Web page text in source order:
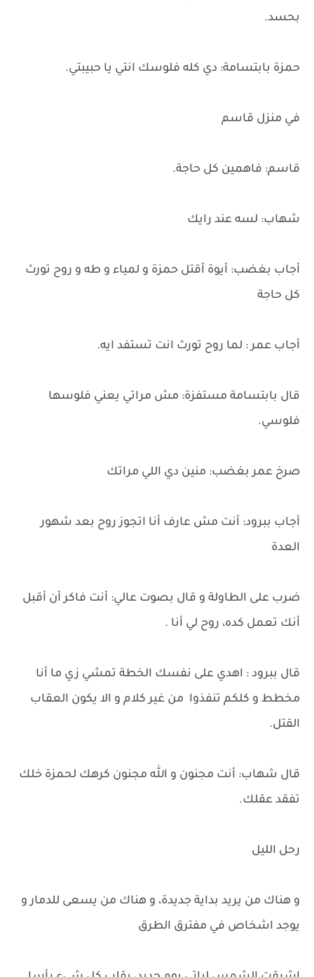
بحسد.
حمزة بابتسامة: دي كله فلوسك انتي يا حبيبتي.
في منزل قاسم
قاسم: فاهمين كل حاجة.
شهاب: لسه عند رايك
أجاب بغضب: أيوة أقتل حمزة و لمياء و طه و روح تورث
كل حاجة
أجاب عمر : لما روح تورث انت تستفد ايه.
قال بابتسامة مستفزة: مش مراتي يعني فلوسها
فلوسي.
صرخ عمر بغضب: منين دي اللي مراتك
أجاب ببرود: أنت مش عارف أنا اتجوز روح بعد شهور
العدة
ضرب على الطاولة و قال بصوت عالي: أنت فاكر أن أقبل
أنك تعمل كده، روح لي أنا .
قال ببرود : اهدي على نفسك الخطة تمشي زي ما أنا
مخطط و كلكم تنفذوا من غير كلام و الا يكون العقاب
القتل.
قال شهاب: أنت مجنون و الله مجنون كرهك لحمزة خلك
تفقد عقلك.
رحل الليل
و هناك من يريد بداية جديدة، و هناك من يسعى للدمار و
يوجد اشخاص في مفترق الطرق